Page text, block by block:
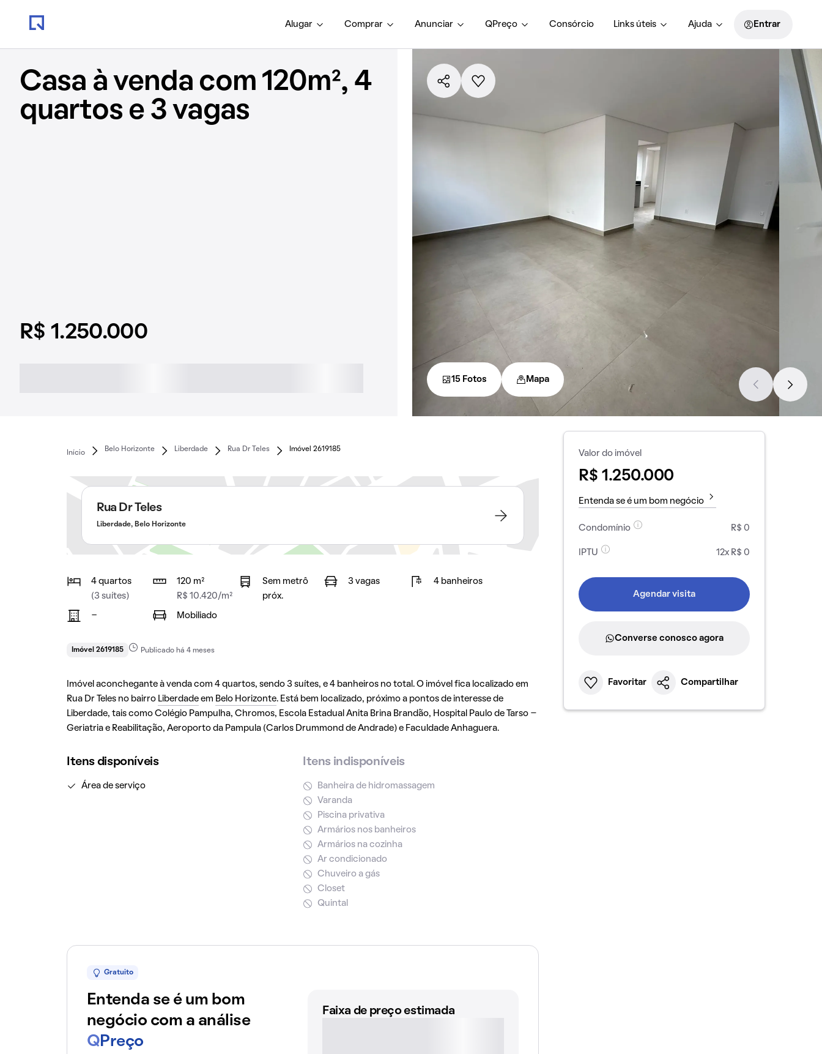
Alugar Comprar Anunciar QPreço Consórcio Links úteis Ajuda Entrar
Casa à venda com 120m², 4
quartos e 3 vagas
R$ 1.250.000
15 Fotos Mapa
Início
Belo Horizonte Liberdade Rua Dr Teles Imóvel 2619185
Rua Dr Teles
Liberdade, Belo Horizonte
4 quartos
(3 suítes)
120 m²
R$ 10.420/m²
Sem metrô
próx.
3 vagas 4 banheiros
- Mobiliado
Imóvel 2619185 Publicado há 4 meses
Imóvel aconchegante à venda com 4 quartos, sendo 3 suítes, e 4 banheiros no total. O imóvel fica localizado em
Rua Dr Teles no bairro Liberdadeem Belo Horizonte. Está bem localizado, próximo a pontos de interesse de
Liberdade, tais como Colégio Pampulha, Chromos, Escola Estadual Anita Brina Brandão, Hospital Paulo de Tarso –
Geriatria e Reabilitação, Aeroporto da Pampula (Carlos Drummond de Andrade) e Faculdade Anhaguera.
Itens disponíveis
Área de serviço
Itens indisponíveis
Banheira de hidromassagem
Varanda
Piscina privativa
Armários nos banheiros
Armários na cozinha
Ar condicionado
Chuveiro a gás
Closet
Quintal
Gratuito
Entenda se é um bom
negócio com a análise
Q Preço
Faixa de preço estimada
Valor do imóvel
R$ 1.250.000
Entenda se é um bom negócio
Condomínio R$ 0
IPTU 12x R$ 0
Agendar visita
Converse conosco agora
Favoritar Compartilhar